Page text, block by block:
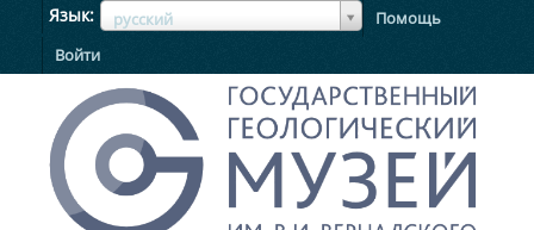
Язык русский
ЯзыкЯзык
Помощь
Войти